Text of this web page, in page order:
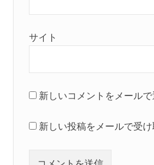
サイト
新しいコメントをメールで
新しい投稿をメールで受け